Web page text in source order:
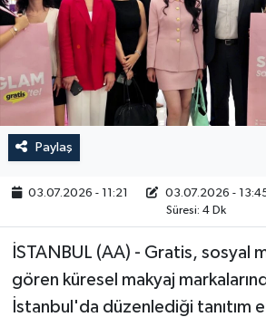
Paylaş
03.07.2026 - 11:21 03.07.2026 -
Süresi: 4 Dk
İSTANBUL (AA) - Gratis, sosyal
gören küresel makyaj
İstanbul'da düzenlediği tanıtım